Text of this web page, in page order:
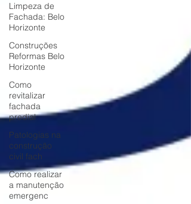
Limpeza de
Fachada: Belo
Horizonte
Construções
Reformas Belo
Horizonte
Como
revitalizar
fachada
predial
Patologias na
construção
civil fach
Como realizar
a manutenção
emergenc